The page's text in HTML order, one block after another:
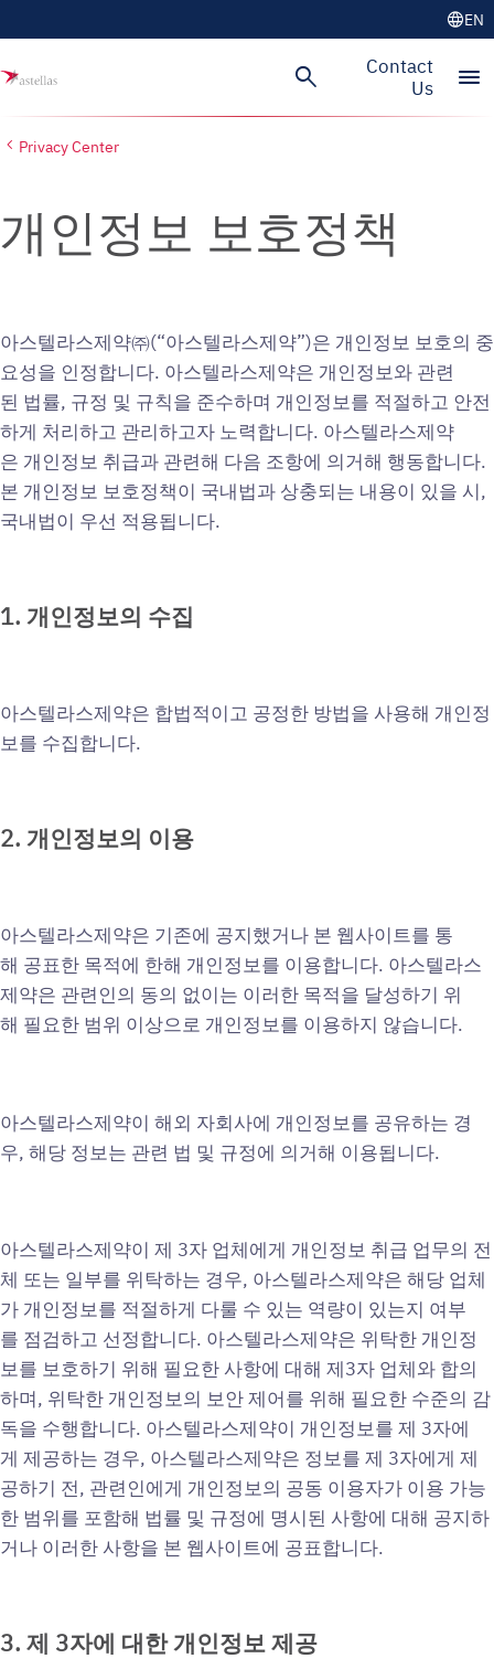
languageEN
search
Contact
Us
menu
Privacy Center
개인정보 보호정책
아스텔라스제약㈜(“아스텔라스제약”)은 개인정보 보호의 중
요성을 인정합니다. 아스텔라스제약은 개인정보와 관련
된 법률, 규정 및 규칙을 준수하며 개인정보를 적절하고 안전
하게 처리하고 관리하고자 노력합니다. 아스텔라스제약
은 개인정보 취급과 관련해 다음 조항에 의거해 행동합니다.
본 개인정보 보호정책이 국내법과 상충되는 내용이 있을 시,
국내법이 우선 적용됩니다.
1. 개인정보의 수집
아스텔라스제약은 합법적이고 공정한 방법을 사용해 개인정
보를 수집합니다.
2. 개인정보의 이용
아스텔라스제약은 기존에 공지했거나 본 웹사이트를 통
해 공표한 목적에 한해 개인정보를 이용합니다. 아스텔라스
제약은 관련인의 동의 없이는 이러한 목적을 달성하기 위
해 필요한 범위 이상으로 개인정보를 이용하지 않습니다.
아스텔라스제약이 해외 자회사에 개인정보를 공유하는 경
우, 해당 정보는 관련 법 및 규정에 의거해 이용됩니다.
아스텔라스제약이 제 3자 업체에게 개인정보 취급 업무의 전
체 또는 일부를 위탁하는 경우, 아스텔라스제약은 해당 업체
가 개인정보를 적절하게 다룰 수 있는 역량이 있는지 여부
를 점검하고 선정합니다. 아스텔라스제약은 위탁한 개인정
보를 보호하기 위해 필요한 사항에 대해 제3자 업체와 합의
하며, 위탁한 개인정보의 보안 제어를 위해 필요한 수준의 감
독을 수행합니다. 아스텔라스제약이 개인정보를 제 3자에
게 제공하는 경우, 아스텔라스제약은 정보를 제 3자에게 제
공하기 전, 관련인에게 개인정보의 공동 이용자가 이용 가능
한 범위를 포함해 법률 및 규정에 명시된 사항에 대해 공지하
거나 이러한 사항을 본 웹사이트에 공표합니다.
3. 제 3자에 대한개인정보제공